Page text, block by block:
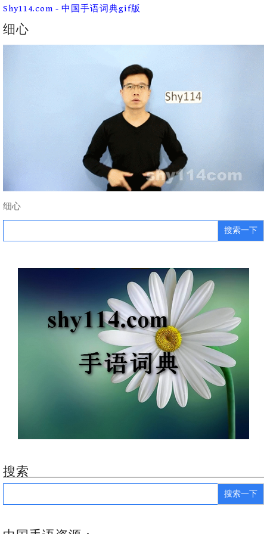
Skip
content
Shy114.com - 中国手语词典gif版
细心
细心
Search
搜索
Search